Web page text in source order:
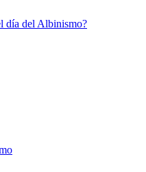
día del Albinismo?